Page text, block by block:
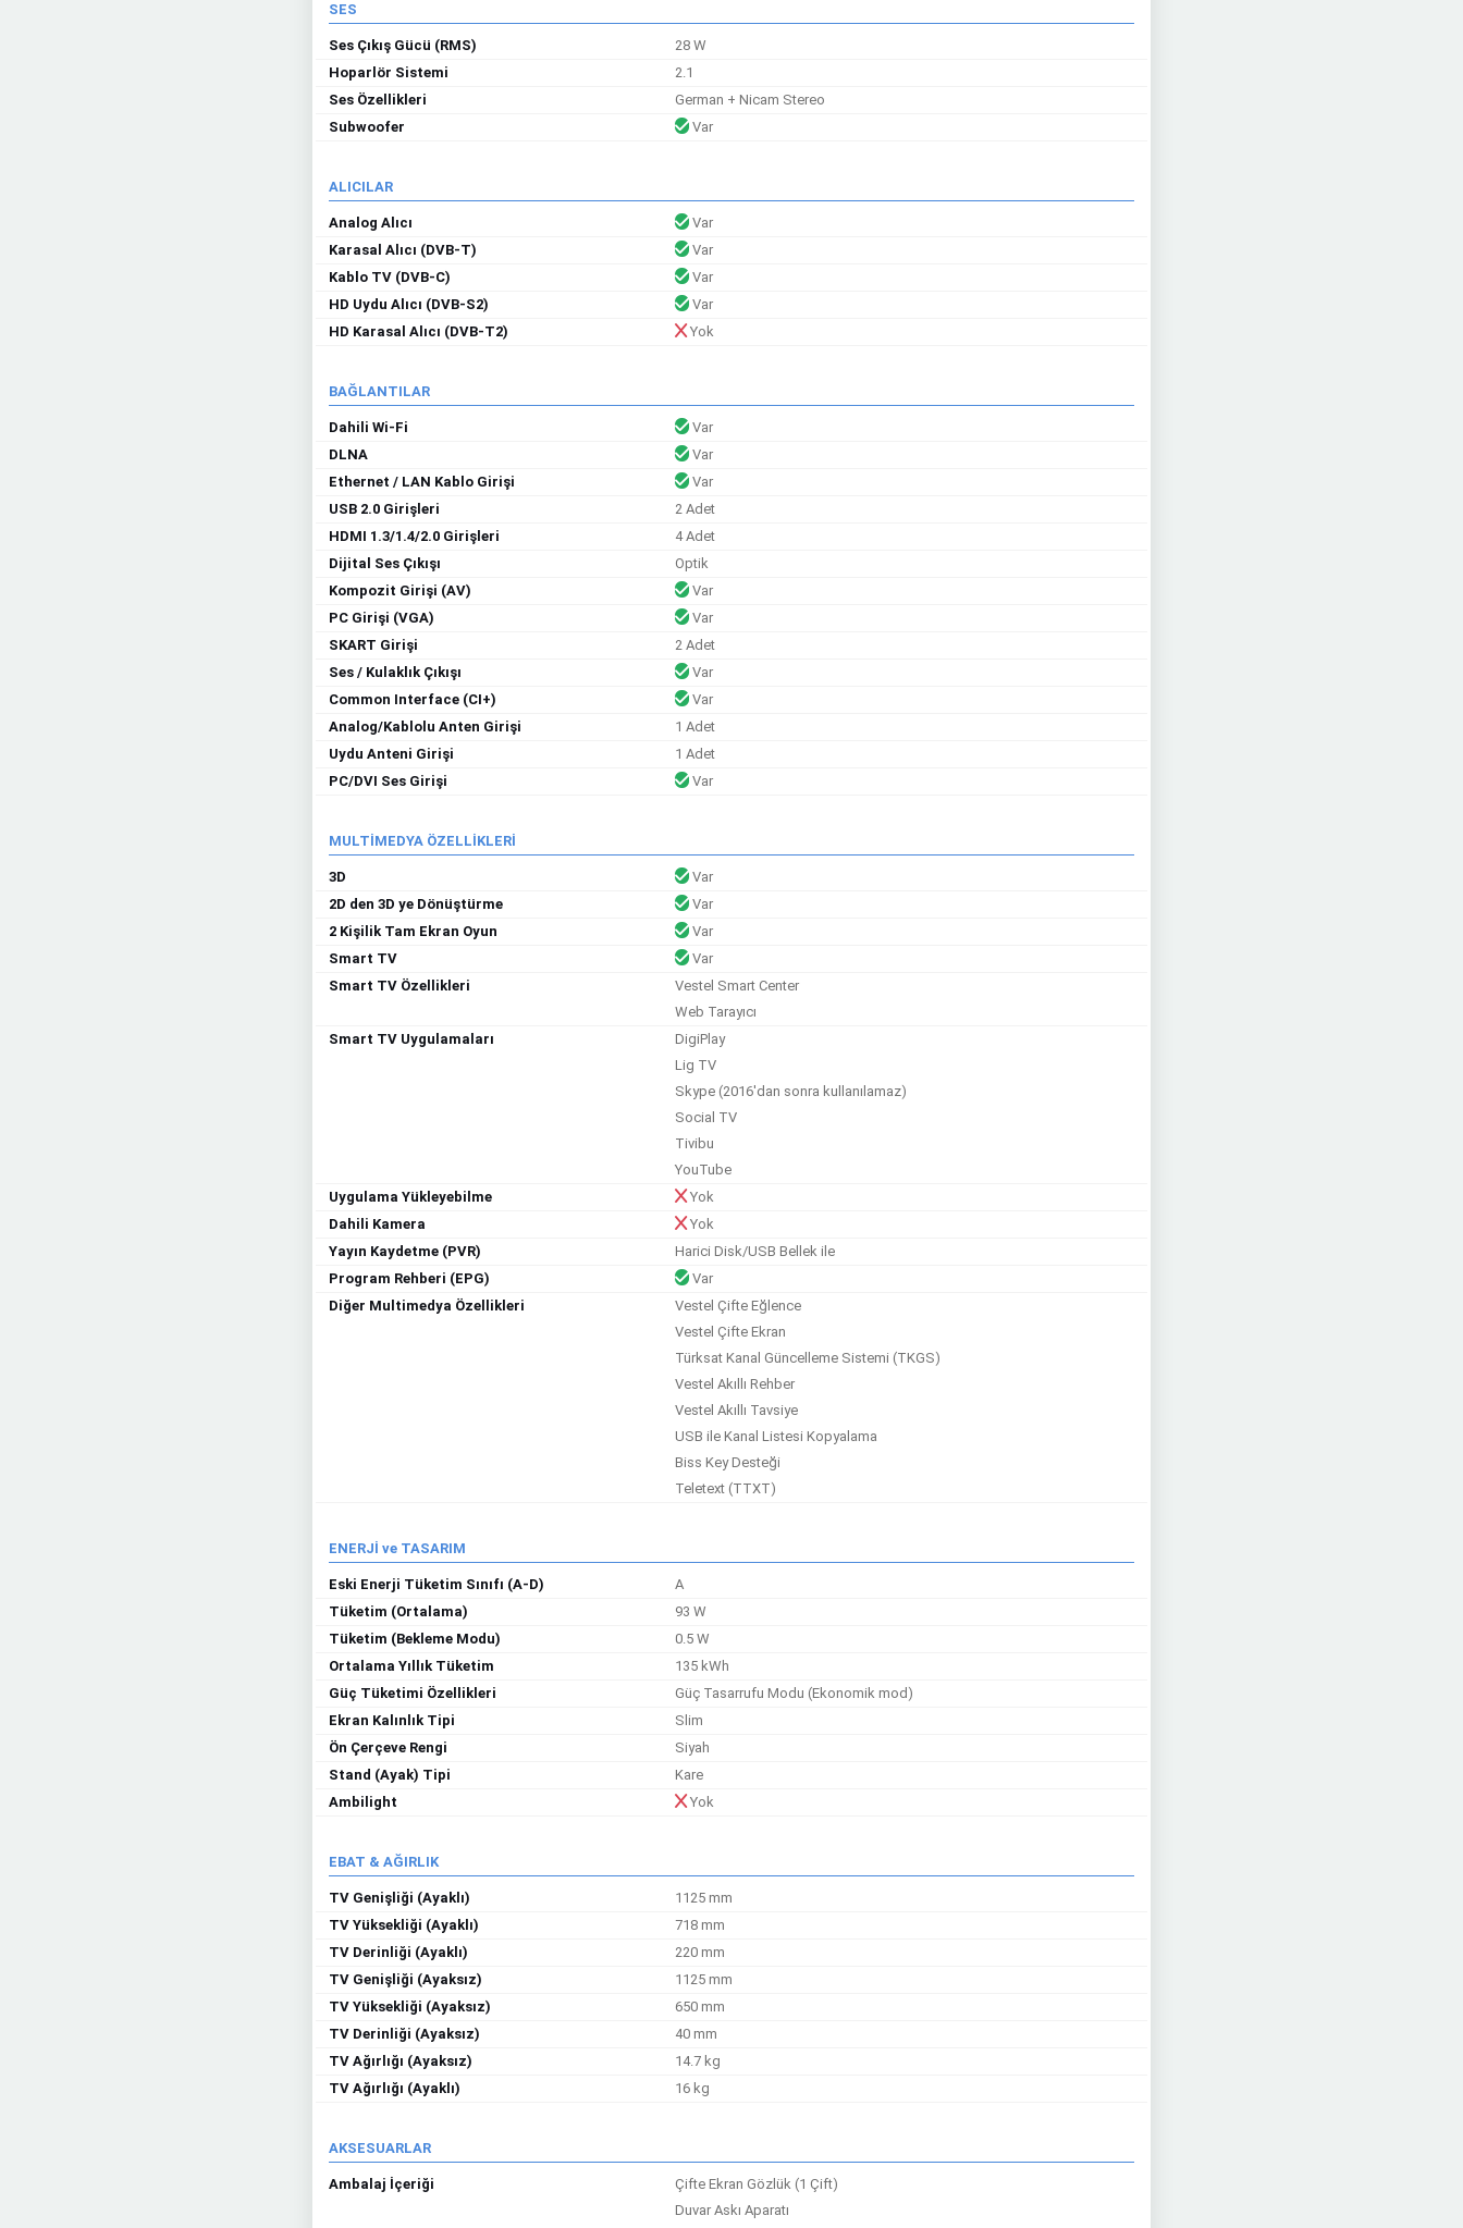
SES
Ses Çıkış Gücü (RMS)
28 W
Hoparlör Sistemi
2.1
Ses Özellikleri
German + Nicam Stereo
Subwoofer
Var
ALICILAR
Analog Alıcı
Var
Karasal Alıcı (DVB-T)
Var
Kablo TV (DVB-C)
Var
HD Uydu Alıcı (DVB-S2)
Var
HD Karasal Alıcı (DVB-T2)
Yok
BAĞLANTILAR
Dahili Wi-Fi
Var
DLNA
Var
Ethernet / LAN Kablo Girişi
Var
USB 2.0 Girişleri
2 Adet
HDMI 1.3/1.4/2.0 Girişleri
4 Adet
Dijital Ses Çıkışı
Optik
Kompozit Girişi (AV)
Var
PC Girişi (VGA)
Var
SKART Girişi
2 Adet
Ses / Kulaklık Çıkışı
Var
Common Interface (CI+)
Var
Analog/Kablolu Anten Girişi
1 Adet
Uydu Anteni Girişi
1 Adet
PC/DVI Ses Girişi
Var
MULTİMEDYA ÖZELLİKLERİ
3D
Var
2D den 3D ye Dönüştürme
Var
2 Kişilik Tam Ekran Oyun
Var
Smart TV
Var
Smart TV Özellikleri
Vestel Smart Center
Web Tarayıcı
Smart TV Uygulamaları
DigiPlay
Lig TV
Skype (2016'dan sonra kullanılamaz)
Social TV
Tivibu
YouTube
Uygulama Yükleyebilme
Yok
Dahili Kamera
Yok
Yayın Kaydetme (PVR)
Harici Disk/USB Bellek ile
Program Rehberi (EPG)
Var
Diğer Multimedya Özellikleri
Vestel Çifte Eğlence
Vestel Çifte Ekran
Türksat Kanal Güncelleme Sistemi (TKGS)
Vestel Akıllı Rehber
Vestel Akıllı Tavsiye
USB ile Kanal Listesi Kopyalama
Biss Key Desteği
Teletext (TTXT)
ENERJİ ve TASARIM
Eski Enerji Tüketim Sınıfı (A-D)
A
Tüketim (Ortalama)
93 W
Tüketim (Bekleme Modu)
0.5 W
Ortalama Yıllık Tüketim
135 kWh
Güç Tüketimi Özellikleri
Güç Tasarrufu Modu (Ekonomik mod)
Ekran Kalınlık Tipi
Slim
Ön Çerçeve Rengi
Siyah
Stand (Ayak) Tipi
Kare
Ambilight
Yok
EBAT & AĞIRLIK
TV Genişliği (Ayaklı)
1125 mm
TV Yüksekliği (Ayaklı)
718 mm
TV Derinliği (Ayaklı)
220 mm
TV Genişliği (Ayaksız)
1125 mm
TV Yüksekliği (Ayaksız)
650 mm
TV Derinliği (Ayaksız)
40 mm
TV Ağırlığı (Ayaksız)
14.7 kg
TV Ağırlığı (Ayaklı)
16 kg
AKSESUARLAR
Ambalaj İçeriği
Çifte Ekran Gözlük (1 Çift)
Duvar Askı Aparatı